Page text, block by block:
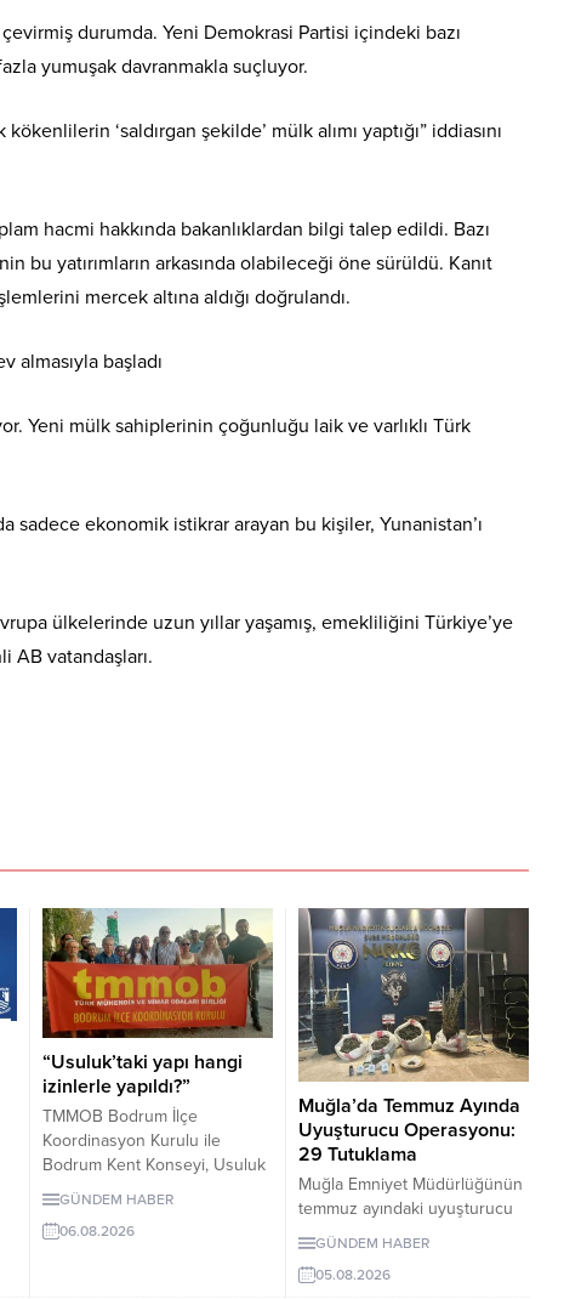
durumda. Yeni Demokrasi Partisi içindeki bazı
yumuşak davranmakla suçluyor.
‘saldırgan şekilde’ mülk alımı yaptığı” iddiasını
hacmi hakkında bakanlıklardan bilgi talep edildi. Bazı
bu yatırımların arkasında olabileceği öne sürüldü. Kanıt
mercek altına aldığı doğrulandı.
Yeni mülk sahiplerinin çoğunluğu laik ve varlıklı Türk
ekonomik istikrar arayan bu kişiler, Yunanistan’ı
ülkelerinde uzun yıllar yaşamış, emekliliğini Türkiye’ye
AB vatandaşları.
“Usuluk’taki yapı hangi
izinlerle yapıldı?”
TMMOB Bodrum İlçe
Koordinasyon Kurulu ile
Bodrum Kent Konseyi, Usuluk
Tabiat Parkı’ndaki “flamingo
dayandığı izinlerin
GÜNDEM HABER
06.08.2026
Muğla’da Temmuz Ayında
Uyuşturucu Operasyonu:
29 Tutuklama
Muğla Emniyet Müdürlüğünün
temmuz ayındaki uyuşturucu
operasyonlarında 243 şüpheli
tutuklandı.
GÜNDEM HABER
05.08.2026